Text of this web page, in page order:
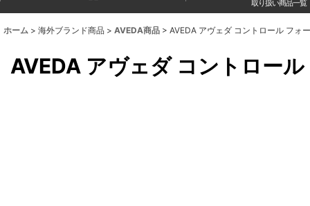
取り扱い商品一覧
ホーム > 海外ブランド商品 > AVEDA商品 > AVEDA アヴェダ コントロール フォ
AVEDA アヴェダ コントロー